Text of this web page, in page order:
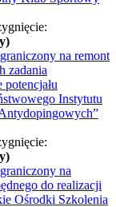
na remont
zadania
Instytutu
na
do realizacji
Ośrodki Szkolenia